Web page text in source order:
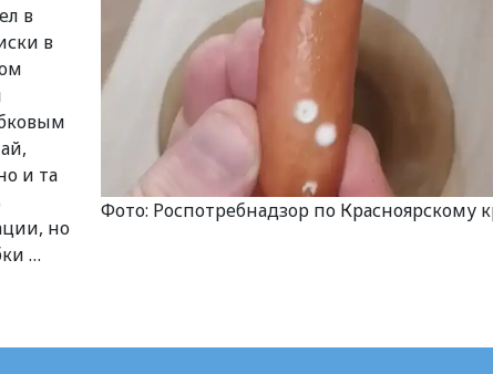
в
в
и та
но
…
Фото: Роспотребнадзор по Красноярскому